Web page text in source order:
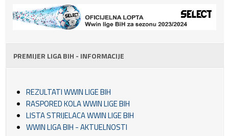
PREMIJER LIGA BIH - INFORMACIJE
REZULTATI WWIN LIGE BIH
RASPORED KOLA WWIN LIGE BIH
LISTA STRIJELACA WWIN LIGE BIH
WWIN LIGA BIH - AKTUELNOSTI